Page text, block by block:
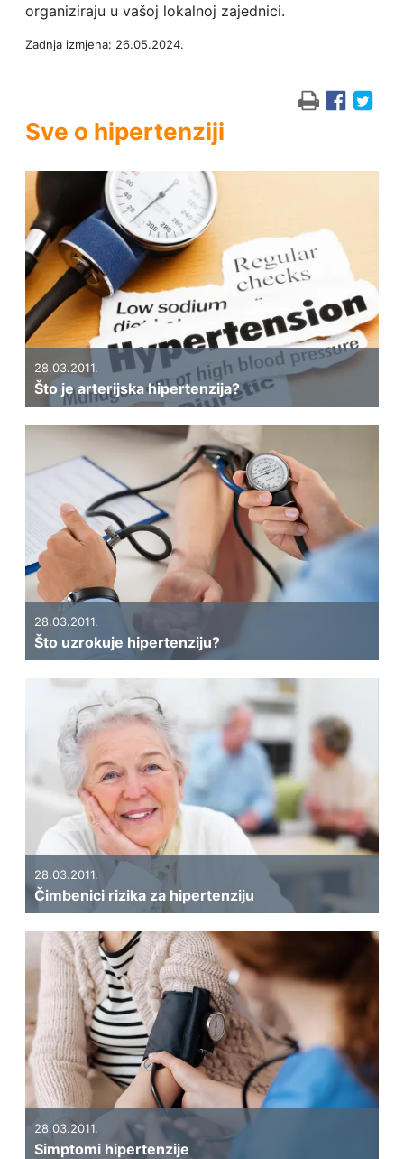
organiziraju u vašoj lokalnoj zajednici.
Zadnja izmjena: 26.05.2024.
Sve o hipertenziji
28.03.2011.
Što je arterijska hipertenzija?
28.03.2011.
Što uzrokuje hipertenziju?
28.03.2011.
Čimbenici rizika za hipertenziju
28.03.2011.
Simptomi hipertenzije